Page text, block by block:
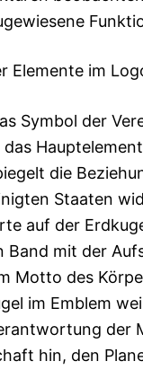
Elemente im
Symbol der
die
Staaten
auf der
Band mit der
Motto des
im Emblem
der
hin, den